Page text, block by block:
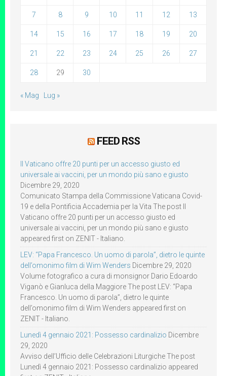
7 8 9 10 11 12 13
14 15 16 17 18 19 20
21 22 23 24 25 26 27
28 29 30
« Mag Lug »
FEED RSS
Il Vaticano offre 20 punti per un accesso giusto ed
universale ai vaccini, per un mondo più sano e giusto
Dicembre 29, 2020
Comunicato Stampa della Commissione Vaticana Covid-
19 e della Pontificia Accademia per la Vita The post Il
Vaticano offre 20 punti per un accesso giusto ed
universale ai vaccini, per un mondo più sano e giusto
appeared first on ZENIT - Italiano.
LEV: “Papa Francesco. Un uomo di parola”, dietro le quinte
dell’omonimo film di Wim Wenders Dicembre 29, 2020
Volume fotografico a cura di monsignor Dario Edoardo
Viganò e Gianluca della Maggiore The post LEV: “Papa
Francesco. Un uomo di parola”, dietro le quinte
dell’omonimo film di Wim Wenders appeared first on
ZENIT - Italiano.
Lunedì 4 gennaio 2021: Possesso cardinalizio Dicembre
29, 2020
Avviso dell’Ufficio delle Celebrazioni Liturgiche The post
Lunedì 4 gennaio 2021: Possesso cardinalizio appeared